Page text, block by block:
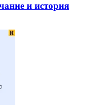
и история